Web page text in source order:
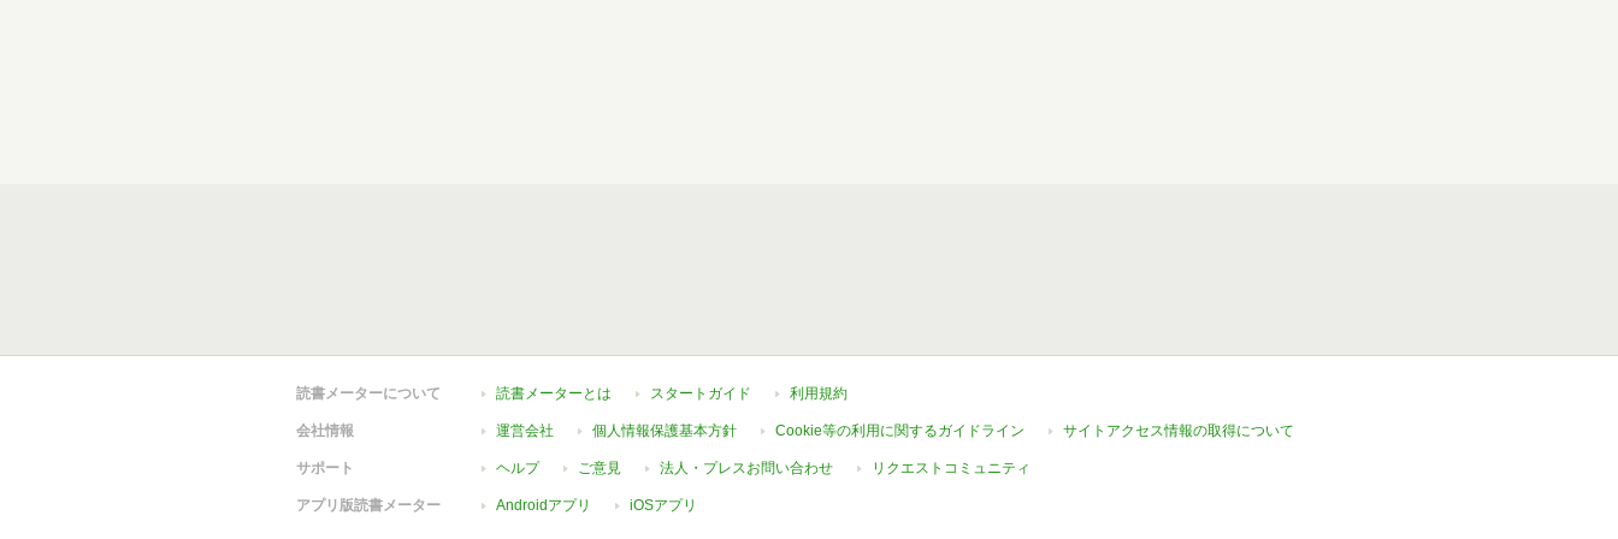
読書メーターについて 読書メーターとは スタートガイド 利用規約
会社情報 運営会社 個人情報保護基本方針 Cookie等の利用に関するガイドライン サイトアクセス情報の取得について
サポート ヘルプ ご意見 法人・プレスお問い合わせ リクエストコミュニティ
アプリ版読書メーター Androidアプリ iOSアプリ